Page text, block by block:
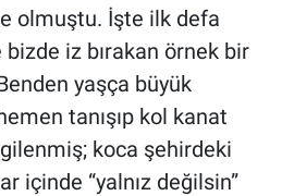
olmuştu. İşte ilk defa
bizde iz bırakan örnek bir
yaşça büyük
tanışıp kol kanat
koca şehirdeki
içinde “yalnız değilsin”